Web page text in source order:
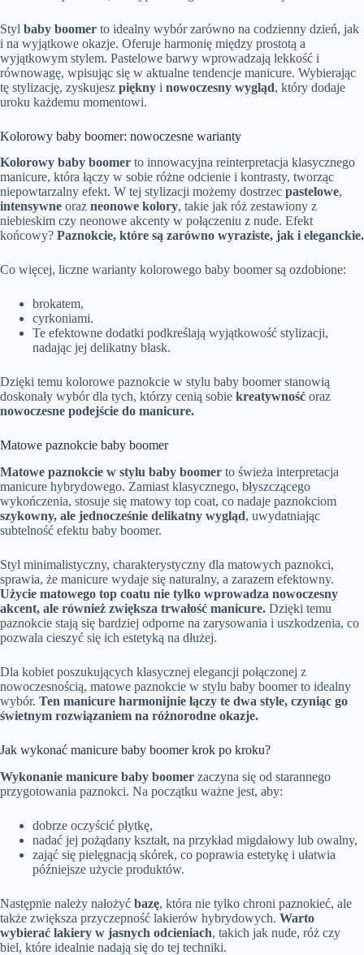
Styl baby boomer to idealny wybór zarówno na codzienny dzień, jak
i na wyjątkowe okazje. Oferuje harmonię między prostotą a
wyjątkowym stylem. Pastelowe barwy wprowadzają lekkość i
równowagę, wpisując się w aktualne tendencje manicure. Wybierając
tę stylizację, zyskujesz piękny i nowoczesny wygląd, który dodaje
uroku każdemu momentowi.
Kolorowy baby boomer: nowoczesne warianty
Kolorowy baby boomer to innowacyjna reinterpretacja klasycznego
manicure, która łączy w sobie różne odcienie i kontrasty, tworząc
niepowtarzalny efekt. W tej stylizacji możemy dostrzec pastelowe,
intensywne oraz neonowe kolory, takie jak róż zestawiony z
niebieskim czy neonowe akcenty w połączeniu z nude. Efekt
końcowy? Paznokcie, które są zarówno wyraziste, jak i eleganckie.
Co więcej, liczne warianty kolorowego baby boomer są ozdobione:
brokatem,
cyrkoniami.
Te efektowne dodatki podkreślają wyjątkowość stylizacji,
nadając jej delikatny blask.
Dzięki temu kolorowe paznokcie w stylu baby boomer stanowią
doskonały wybór dla tych, którzy cenią sobie kreatywność oraz
nowoczesne podejście do manicure.
Matowe paznokcie baby boomer
Matowe paznokcie w stylu baby boomer to świeża interpretacja
manicure hybrydowego. Zamiast klasycznego, błyszczącego
wykończenia, stosuje się matowy top coat, co nadaje paznokciom
szykowny, ale jednocześnie delikatny wygląd, uwydatniając
subtelność efektu baby boomer.
Styl minimalistyczny, charakterystyczny dla matowych paznokci,
sprawia, że manicure wydaje się naturalny, a zarazem efektowny.
Użycie matowego top coatu nie tylko wprowadza nowoczesny
akcent, ale również zwiększa trwałość manicure. Dzięki temu
paznokcie stają się bardziej odporne na zarysowania i uszkodzenia, co
pozwala cieszyć się ich estetyką na dłużej.
Dla kobiet poszukujących klasycznej elegancji połączonej z
nowoczesnością, matowe paznokcie w stylu baby boomer to idealny
wybór. Ten manicure harmonijnie łączy te dwa style, czyniąc go
świetnym rozwiązaniem na różnorodne okazje.
Jak wykonać manicure baby boomer krok po kroku?
Wykonanie manicure baby boomer zaczyna się od starannego
przygotowania paznokci. Na początku ważne jest, aby:
dobrze oczyścić płytkę,
nadać jej pożądany kształt, na przykład migdałowy lub owalny,
zająć się pielęgnacją skórek, co poprawia estetykę i ułatwia
późniejsze użycie produktów.
Następnie należy nałożyć bazę, która nie tylko chroni paznokieć, ale
także zwiększa przyczepność lakierów hybrydowych. Warto
wybierać lakiery w jasnych odcieniach, takich jak nude, róż czy
biel, które idealnie nadają się do tej techniki.